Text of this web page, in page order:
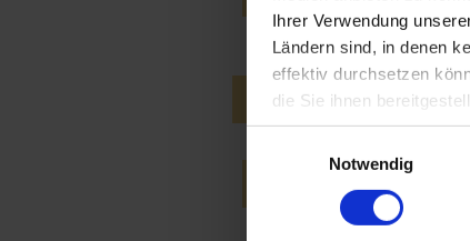
Ihrer Verwendung
Ländern sind, in denen
effektiv durchsetzen
die Sie ihnen
Notwendig
14.10.1809